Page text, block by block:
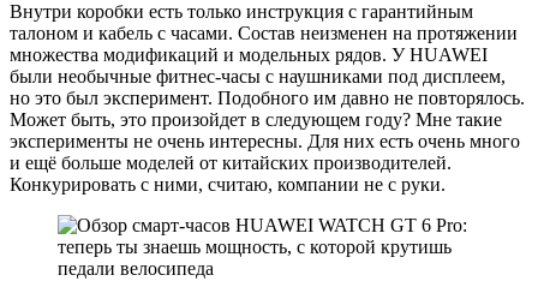
Внутри коробки есть только инструкция с гарантийным
талоном и кабель с часами. Состав неизменен на протяжении
множества модификаций и модельных рядов. У HUAWEI
были необычные фитнес-часы с наушниками под дисплеем,
но это был эксперимент. Подобного им давно не повторялось.
Может быть, это произойдет в следующем году? Мне такие
эксперименты не очень интересны. Для них есть очень много
и ещё больше моделей от китайских производителей.
Конкурировать с ними, считаю, компании не с руки.